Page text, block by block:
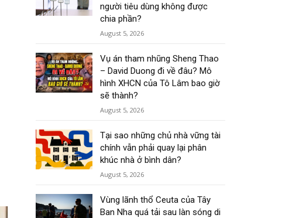
người tiêu dùng không được
chia phần?
August 5, 2026
Vụ án tham nhũng Sheng Thao
– David Duong đi về đâu? Mô
hình XHCN của Tô Lâm bao giờ
sẽ thành?
August 5, 2026
Tại sao những chủ nhà vững tài
chính vẫn phải quay lại phân
khúc nhà ở bình dân?
August 5, 2026
Vùng lãnh thổ Ceuta của Tây
Ban Nha quá tải sau làn sóng di